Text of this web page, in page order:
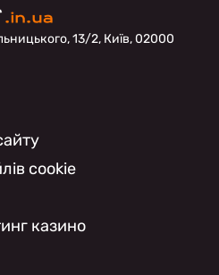
13/2, Київ, 02000
cookie
казино